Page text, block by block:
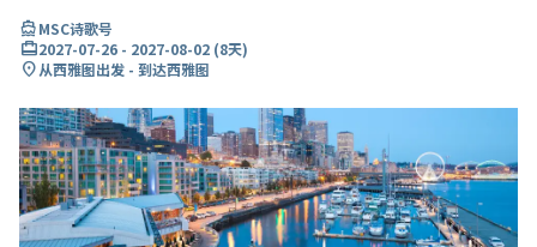
directions_boatMSC诗歌号
card_travel2027-07-26 - 2027-08-02 (8天)
location_on从西雅图出发 - 到达西雅图